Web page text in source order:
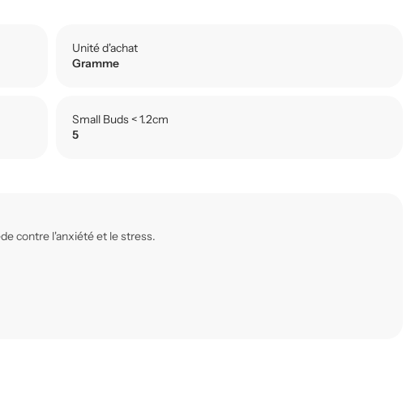
Unité d'achat
Gramme
Small Buds < 1.2cm
5
contre l'anxiété et le stress.